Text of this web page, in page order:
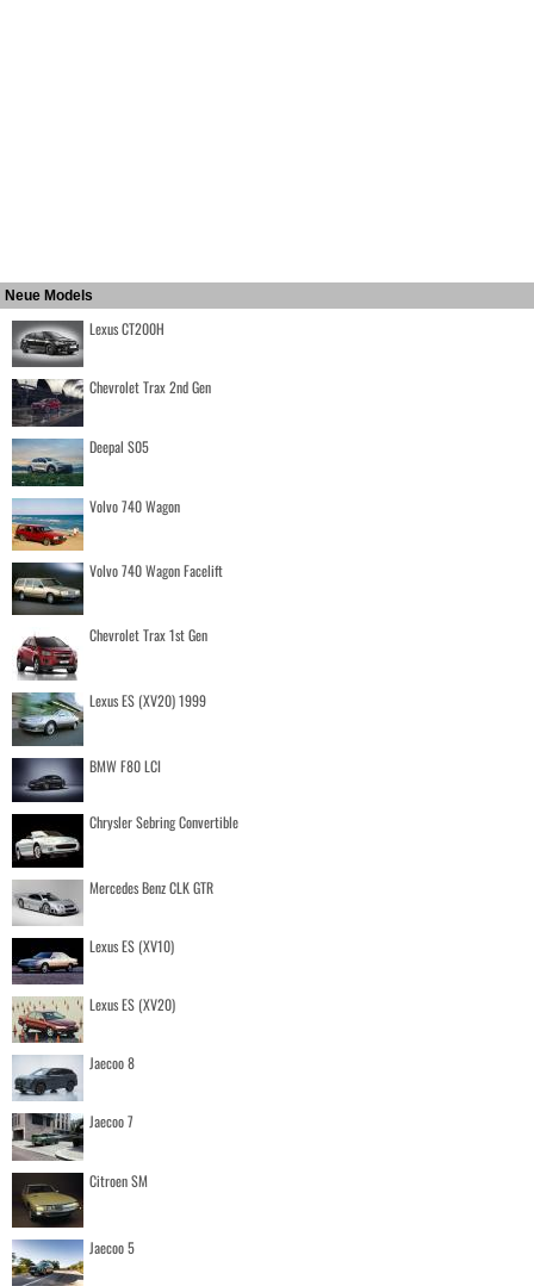
Neue Models
Lexus CT200H
Chevrolet Trax 2nd Gen
Deepal S05
Volvo 740 Wagon
Volvo 740 Wagon Facelift
Chevrolet Trax 1st Gen
Lexus ES (XV20) 1999
BMW F80 LCI
Chrysler Sebring Convertible
Mercedes Benz CLK GTR
Lexus ES (XV10)
Lexus ES (XV20)
Jaecoo 8
Jaecoo 7
Citroen SM
Jaecoo 5